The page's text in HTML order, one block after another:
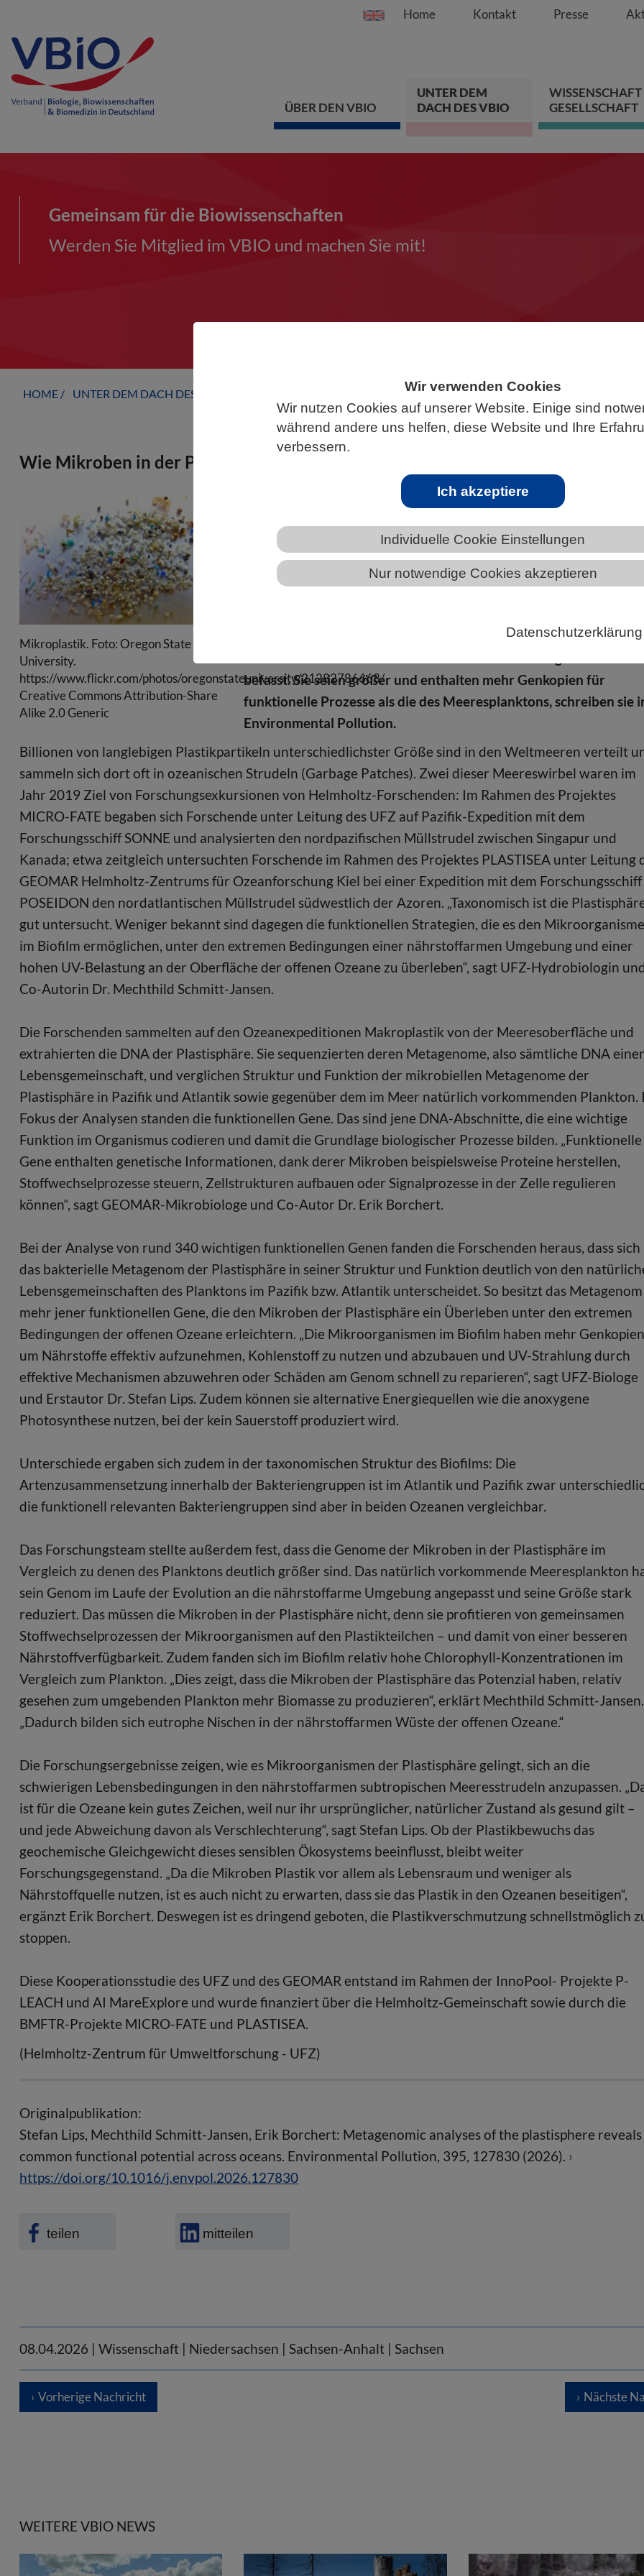
Wir verwenden Cookies
Wir nutzen Cookies auf unserer Website. Einige sind
während andere uns helfen, diese Website und Ihre
verbessern.
Ich akzeptiere
Individuelle Cookie Einstellungen
Nur notwendige Cookies akzeptieren
Datenschutzerklärung
Springe direkt zu:
Zum Hauptinhalt
Zur Hauptnavigation
Zur Footer-
Home Kontakt Presse
ÜBER DEN VBIO
UNTER DEM
DACH DES VBIO
GESELLSCHAFT
Gemeinsam für die Biowissenschaften
Werden Sie Mitglied im VBIO und machen Sie mit!
HOME UNTER DEM DACH DES VBIO NEWS AUS BAYERN
Wie Mikroben in der Plastisphäre überleben
Mikroplastik. Foto: Oregon State
University.
https://www.flickr.com/photos/oregonstateuniversity/21282786668/
Creative Commons Attribution-Share
Alike 2.0 Generic
Die Plastikverschmutzung ist ein globales Problem: Sie beschädigt
Ökosysteme, gefährdet Tiere und kann in Form von Nanoplastik
auch Folgen für die Gesundheit des Menschen haben. Doch
ist auch zu einem neuen Lebensraum für Bakterien, Viren, Pilze
zahlreicher Forschungsprojekte. Forschende des UFZ und des
befasst. Sie seien größer und enthalten mehr Genkopien für
funktionelle Prozesse als die des Meeresplanktons, schreiben sie
Environmental Pollution.
Billionen von langlebigen Plastikpartikeln unterschiedlichster Größe sind in den Weltmeeren verteilt
sammeln sich dort oft in ozeanischen Strudeln (Garbage Patches). Zwei dieser Meereswirbel waren im
Jahr 2019 Ziel von Forschungsexkursionen von Helmholtz-Forschenden: Im Rahmen des Projektes
MICRO-FATE begaben sich Forschende unter Leitung des UFZ auf Pazifik-Expedition mit dem
Forschungsschiff SONNE und analysierten den nordpazifischen Müllstrudel zwischen Singapur und
Kanada; etwa zeitgleich untersuchten Forschende im Rahmen des Projektes PLASTISEA unter Leitung
GEOMAR Helmholtz-Zentrums für Ozeanforschung Kiel bei einer Expedition mit dem Forschungsschiff
POSEIDON den nordatlantischen Müllstrudel südwestlich der Azoren. „Taxonomisch ist die
gut untersucht. Weniger bekannt sind dagegen die funktionellen Strategien, die es den
im Biofilm ermöglichen, unter den extremen Bedingungen einer nährstoffarmen Umgebung und einer
hohen UV-Belastung an der Oberfläche der offenen Ozeane zu überleben“, sagt UFZ-Hydrobiologin
Co-Autorin Dr. Mechthild Schmitt-Jansen.
Die Forschenden sammelten auf den Ozeanexpeditionen Makroplastik von der Meeresoberfläche und
extrahierten die DNA der Plastisphäre. Sie sequenzierten deren Metagenome, also sämtliche DNA einer
Lebensgemeinschaft, und verglichen Struktur und Funktion der mikrobiellen Metagenome der
Plastisphäre in Pazifik und Atlantik sowie gegenüber dem im Meer natürlich vorkommenden Plankton.
Fokus der Analysen standen die funktionellen Gene. Das sind jene DNA-Abschnitte, die eine wichtige
Funktion im Organismus codieren und damit die Grundlage biologischer Prozesse bilden. „Funktionelle
Gene enthalten genetische Informationen, dank derer Mikroben beispielsweise Proteine herstellen,
Stoffwechselprozesse steuern, Zellstrukturen aufbauen oder Signalprozesse in der Zelle regulieren
können“, sagt GEOMAR-Mikrobiologe und Co-Autor Dr. Erik Borchert.
Bei der Analyse von rund 340 wichtigen funktionellen Genen fanden die Forschenden heraus, dass sich
das bakterielle Metagenom der Plastisphäre in seiner Struktur und Funktion deutlich von den
Lebensgemeinschaften des Planktons im Pazifik bzw. Atlantik unterscheidet. So besitzt das Metagenom
mehr jener funktionellen Gene, die den Mikroben der Plastisphäre ein Überleben unter den extremen
Bedingungen der offenen Ozeane erleichtern. „Die Mikroorganismen im Biofilm haben mehr
um Nährstoffe effektiv aufzunehmen, Kohlenstoff zu nutzen und abzubauen und UV-Strahlung durch
effektive Mechanismen abzuwehren oder Schäden am Genom schnell zu reparieren“, sagt UFZ-Biologe
und Erstautor Dr. Stefan Lips. Zudem können sie alternative Energiequellen wie die anoxygene
Photosynthese nutzen, bei der kein Sauerstoff produziert wird.
Unterschiede ergaben sich zudem in der taxonomischen Struktur des Biofilms: Die
Artenzusammensetzung innerhalb der Bakteriengruppen ist im Atlantik und Pazifik zwar
die funktionell relevanten Bakteriengruppen sind aber in beiden Ozeanen vergleichbar.
Das Forschungsteam stellte außerdem fest, dass die Genome der Mikroben in der Plastisphäre im
Vergleich zu denen des Planktons deutlich größer sind. Das natürlich vorkommende Meeresplankton
sein Genom im Laufe der Evolution an die nährstoffarme Umgebung angepasst und seine Größe stark
reduziert. Das müssen die Mikroben in der Plastisphäre nicht, denn sie profitieren von gemeinsamen
Stoffwechselprozessen der Mikroorganismen auf den Plastikteilchen – und damit von einer besseren
Nährstoffverfügbarkeit. Zudem fanden sich im Biofilm relativ hohe Chlorophyll-Konzentrationen im
Vergleich zum Plankton. „Dies zeigt, dass die Mikroben der Plastisphäre das Potenzial haben, relativ
gesehen zum umgebenden Plankton mehr Biomasse zu produzieren“, erklärt Mechthild Schmitt-Jansen.
„Dadurch bilden sich eutrophe Nischen in der nährstoffarmen Wüste der offenen Ozeane.“
Die Forschungsergebnisse zeigen, wie es Mikroorganismen der Plastisphäre gelingt, sich an die
schwierigen Lebensbedingungen in den nährstoffarmen subtropischen Meeresstrudeln anzupassen.
ist für die Ozeane kein gutes Zeichen, weil nur ihr ursprünglicher, natürlicher Zustand als gesund gilt –
und jede Abweichung davon als Verschlechterung“, sagt Stefan Lips. Ob der Plastikbewuchs das
geochemische Gleichgewicht dieses sensiblen Ökosystems beeinflusst, bleibt weiter
Forschungsgegenstand. „Da die Mikroben Plastik vor allem als Lebensraum und weniger als
Nährstoffquelle nutzen, ist es auch nicht zu erwarten, dass sie das Plastik in den Ozeanen beseitigen“,
ergänzt Erik Borchert. Deswegen ist es dringend geboten, die Plastikverschmutzung schnellstmöglich
stoppen.
Diese Kooperationsstudie des UFZ und des GEOMAR entstand im Rahmen der InnoPool- Projekte P-
LEACH und AI MareExplore und wurde finanziert über die Helmholtz-Gemeinschaft sowie durch die
BMFTR-Projekte MICRO-FATE und PLASTISEA.
(Helmholtz-Zentrum für Umweltforschung - UFZ)
Originalpublikation:
Stefan Lips, Mechthild Schmitt-Jansen, Erik Borchert: Metagenomic analyses of the plastisphere reveals
common functional potential across oceans. Environmental Pollution, 395, 127830 (2026).
https://doi.org/10.1016/j.envpol.2026.127830
teilen mitteilen
08.04.2026 | Wissenschaft | Niedersachsen | Sachsen-Anhalt | Sachsen
Vorherige Nachricht Nächste
WEITERE VBIO NEWS